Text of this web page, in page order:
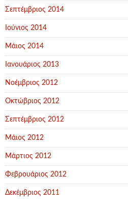
Σεπτέμβριος 2014
Ιούνιος 2014
Μάιος 2014
Ιανουάριος 2013
Νοέμβριος 2012
Οκτώβριος 2012
Σεπτέμβριος 2012
Μάιος 2012
Μάρτιος 2012
Φεβρουάριος 2012
Δεκέμβριος 2011